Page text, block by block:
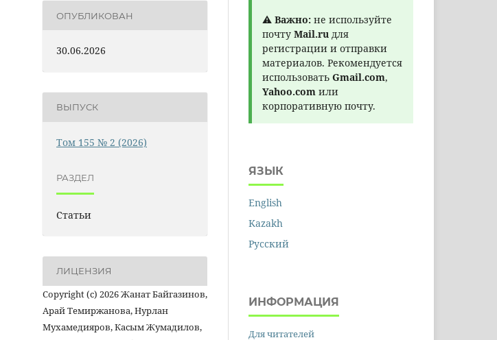
ОПУБЛИКОВАН
30.06.2026
ВЫПУСК
Том 155 № 2 (2026)
РАЗДЕЛ
Статьи
ЛИЦЕНЗИЯ
Copyright (c) 2026 Жанат Байгазинов,
Арай Темиржанова, Нурлан
Мухамедияров, Касым Жумадилов,
⚠ Важно: не используйте
почту Mail.ru для
регистрации и отправки
материалов. Рекомендуется
использовать Gmail.com,
Yahoo.com или
корпоративную почту.
ЯЗЫК
English
Kazakh
Русский
ИНФОРМАЦИЯ
Для читателей